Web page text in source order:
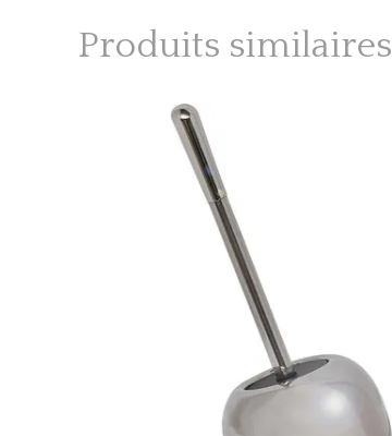
Produits similaires